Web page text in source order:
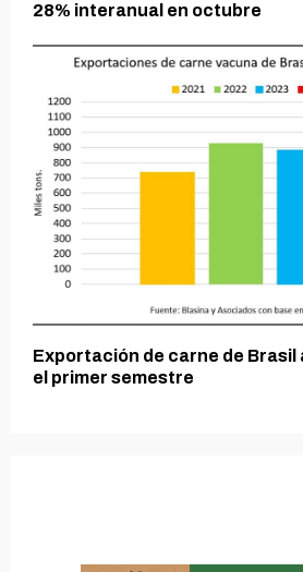
28% interanual en octubre
Exportación de carne de Brasil
el primer semestre